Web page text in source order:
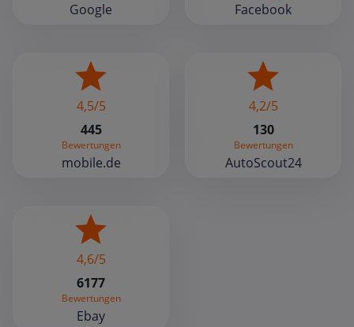
Google Facebook
4,5/5
445
Bewertungen
mobile.de
4,2/5
130
Bewertungen
AutoScout24
4,6/5
6177
Bewertungen
Ebay